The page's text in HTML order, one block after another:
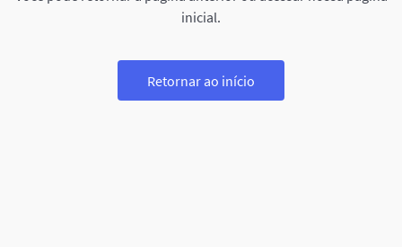
inicial.
Retornar ao início